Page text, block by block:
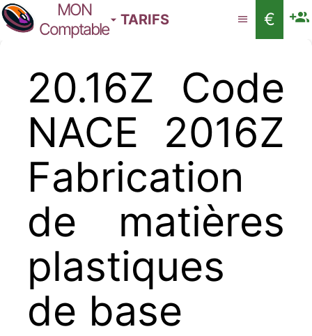
MON
Comptable
TARIFS €
20.16Z Code
NACE 2016Z
Fabrication
de matières
plastiques
de base